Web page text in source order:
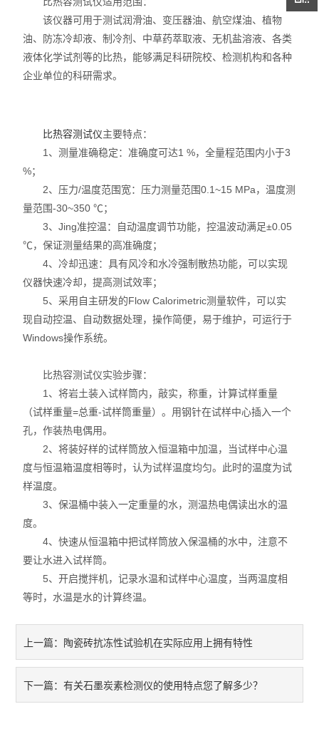
多孔陶瓷工程陶瓷试验仪
无机非金属材料理化试验仪
耐火材料保温材料检测仪
型砂型壳铸造仪器
实验电炉
实验室制样及研磨设备
混凝土、岩土检测仪
直读式透气性测定仪
震摆式筛砂机
该仪器可用于测试润滑油、变压器油、航空煤油、植物
油、防冻冷却液、制冷剂、中草药萃取液、无机盐溶液、各类
液体化学试剂等的比热，能够满足科研院校、检测机构和各种
企业单位的科研需求。
比热容测试仪主要特点：
1、测量准确稳定：准确度可达1 %，全量程范围内小于3
%；
2、压力/温度范围宽：压力测量范围0.1~15 MPa，温度测
量范围-30~350 ℃；
3、Jing准控温：自动温度调节功能，控温波动满足±0.05
℃，保证测量结果的高准确度；
4、冷却迅速：具有风冷和水冷强制散热功能，可以实现
仪器快速冷却，提高测试效率；
5、采用自主研发的Flow Calorimetric测量软件，可以实
现自动控温、自动数据处理，操作简便，易于维护，可运行于
Windows操作系统。
比热容测试仪实验步骤：
1、将岩土装入试样筒内，敲实，称重，计算试样重量
（试样重量=总重-试样筒重量）。用钢针在试样中心插入一个
孔，作装热电偶用。
2、将装好样的试样筒放入恒温箱中加温，当试样中心温
度与恒温箱温度相等时，认为试样温度均匀。此时的温度为试
样温度。
3、保温桶中装入一定重量的水，测温热电偶读出水的温
度。
4、快速从恒温箱中把试样筒放入保温桶的水中，注意不
要让水进入试样筒。
5、开启搅拌机，记录水温和试样中心温度，当两温度相
等时，水温是水的计算终温。
上一篇： 陶瓷砖抗冻性试验机在实际应用上拥有特性
下一篇：有关石墨炭素检测仪的使用特点您了解多少？